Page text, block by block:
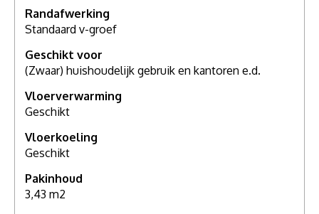
Randafwerking
Standaard v-groef
Geschikt voor
(Zwaar) huishoudelijk gebruik en kantoren e.d.
Vloerverwarming
Geschikt
Vloerkoeling
Geschikt
Pakinhoud
3,43 m2